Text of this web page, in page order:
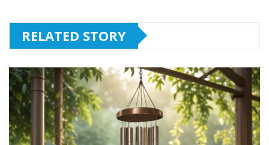
RELATED STORY